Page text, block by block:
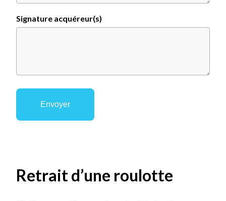
Signature acquéreur(s)
Retrait d’une roulotte